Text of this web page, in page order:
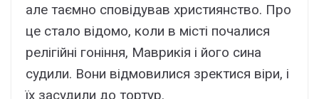
але таємно сповідував християнство. Про
це стало відомо, коли в місті почалися
релігійні гоніння, Маврикія і його сина
судили. Вони відмовилися зректися віри, і
їх засудили до тортур.